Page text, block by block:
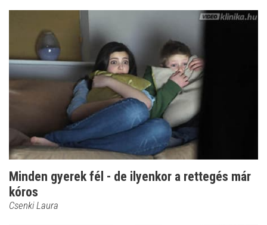
Minden gyerek fél - de ilyenkor a rettegés már
kóros
Csenki Laura